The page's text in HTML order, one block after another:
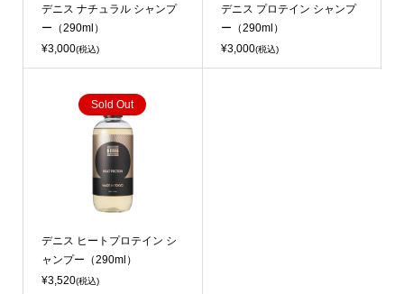
デニス ナチュラル シャンプ
ー（290ml）
¥3,000(税込)
デニス プロテイン シャンプ
ー（290ml）
¥3,000(税込)
Sold Out
デニス ヒートプロテイン シ
ャンプー（290ml）
¥3,520(税込)